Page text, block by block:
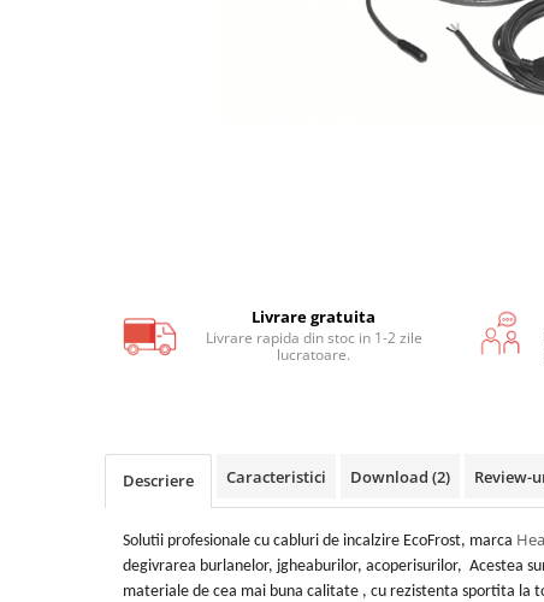
Kituri incalzire electrica in
pardoseala parchet F-Mat
instalare in sapa EcoTwin-S
Livrare gratuita
Livrare rapida din stoc in 1-2 zile
lucratoare.
Descriere Caracteristici Download (2) Review-
Solutii profesionale cu cabluri de incalzire EcoFrost, marca
degivrarea burlanelor, jgheaburilor, acoperisurilor, Acestea
materiale de cea mai buna calitate , cu rezistenta sportita la